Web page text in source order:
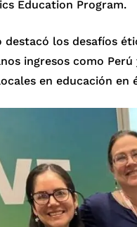
Education Program.
destacó los desafíos
ingresos como
en educación en